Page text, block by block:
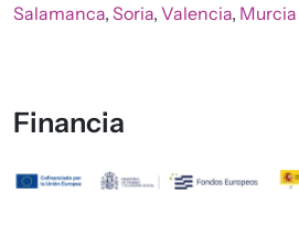
Salamanca, Soria, Valencia, Murcia
Financia
Imagen